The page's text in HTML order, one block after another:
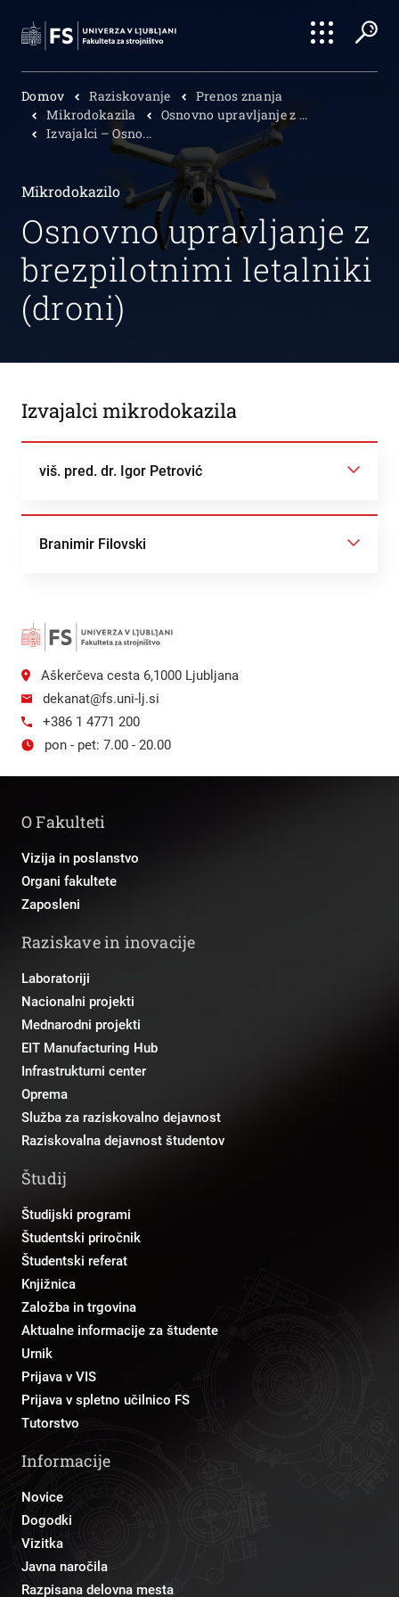
Išči
Domov Raziskovanje
Prenos znanja
Mikrodokazila
Osnovno upravljanje z ...
Izvajalci – Osno...
Mikrodokazilo
Osnovno upravljanje z
brezpilotnimi letalniki
(droni)
Izvajalci mikrodokazila
viš. pred. dr. Igor Petrović
Branimir Filovski
Aškerčeva cesta 6,1000 Ljubljana
dekanat@fs.uni-lj.si
+386 1 4771 200
pon - pet: 7.00 - 20.00
O Fakulteti
Vizija in poslanstvo
Organi fakultete
Zaposleni
Raziskave in inovacije
Laboratoriji
Nacionalni projekti
Mednarodni projekti
EIT Manufacturing Hub
Infrastrukturni center
Oprema
Služba za raziskovalno dejavnost
Raziskovalna dejavnost študentov
Študij
Študijski programi
Študentski priročnik
Študentski referat
Knjižnica
Založba in trgovina
Aktualne informacije za študente
Urnik
Prijava v VIS
Prijava v spletno učilnico FS
Tutorstvo
Informacije
Novice
Dogodki
Vizitka
Javna naročila
Razpisana delovna mesta